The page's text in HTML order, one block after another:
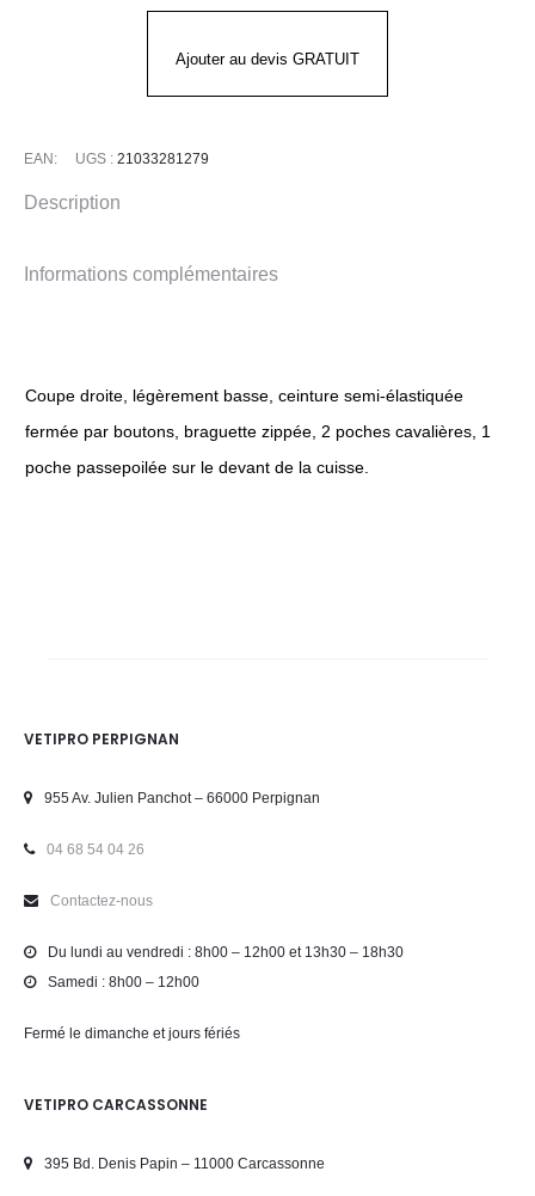
Ajouter au devis GRATUIT
EAN: UGS : 21033281279
Description
Informations complémentaires
Coupe droite, légèrement basse, ceinture semi-élastiquée
fermée par boutons, braguette zippée, 2 poches cavalières, 1
poche passepoilée sur le devant de la cuisse.
VETIPRO PERPIGNAN
955 Av. Julien Panchot – 66000 Perpignan
04 68 54 04 26
Contactez-nous
Du lundi au vendredi : 8h00 – 12h00 et 13h30 – 18h30
Samedi : 8h00 – 12h00
Fermé le dimanche et jours fériés
VETIPRO CARCASSONNE
395 Bd. Denis Papin – 11000 Carcassonne